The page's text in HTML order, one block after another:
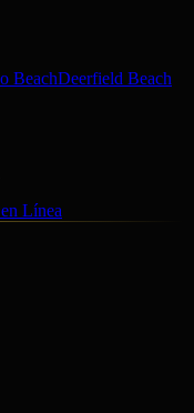
BeachDeerfield Beach
Línea